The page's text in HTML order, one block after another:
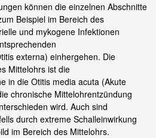
können die einzelnen Abschnitte
Beispiel im Bereich des
und mykogene Infektionen
externa) einhergehen. Die
Mittelohrs ist die
in die Otitis media acuta (Akute
chronische Mittelohrentzündung
wird. Auch sind
durch extreme Schalleinwirkung
im Bereich des Mittelohrs.